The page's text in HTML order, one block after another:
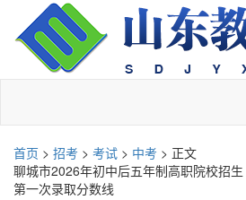
首页 > 招考 > 考试 > 中考 > 正文
聊城市2026年初中后五年制高职院校招生
第一次录取分数线